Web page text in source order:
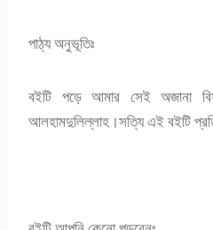
পাঠ্য অনুভূতিঃ
বইটি পড়ে আমার সেই অজানা
আলহামদুলিল্লাহ।সত্যি এই বইটি